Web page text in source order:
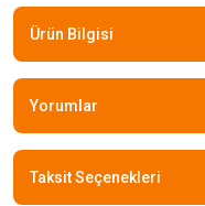
Ürün Bilgisi
Yorumlar
Taksit Seçenekleri